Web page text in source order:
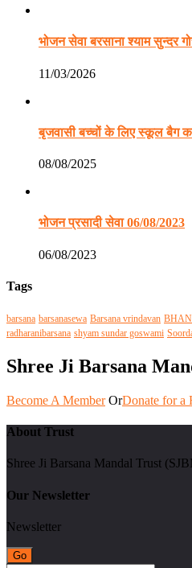
भोजन सेवा बरसाना श्याम सुन्दर
11/03/2026
बृजवासी बच्चों के लिए स्कूल बैग
08/08/2025
भोजन प्रसादी सेवा 06/08/2023
06/08/2023
Tags
barsana barsanasewa Barsana vrindavan
radharanibarsana shyam sundar goswami
Shree Ji Barsana
Become A Member OrDonate for a
About Trust
Shree Ji Barsana Mandal Trust
Our Newsletter
Newsletter